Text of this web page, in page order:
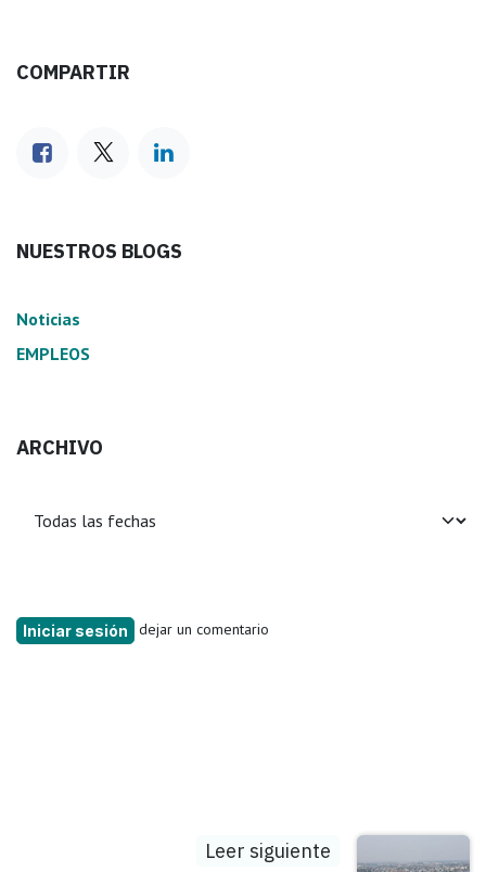
COMPARTIR
NUESTROS BLOGS
Noticias
EMPLEOS
ARCHIVO
Iniciar sesión dejar un comentario
Leer siguiente